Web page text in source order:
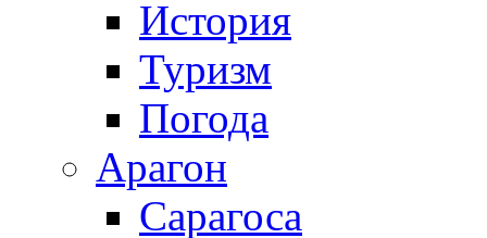
История
Туризм
Погода
Арагон
Сарагоса